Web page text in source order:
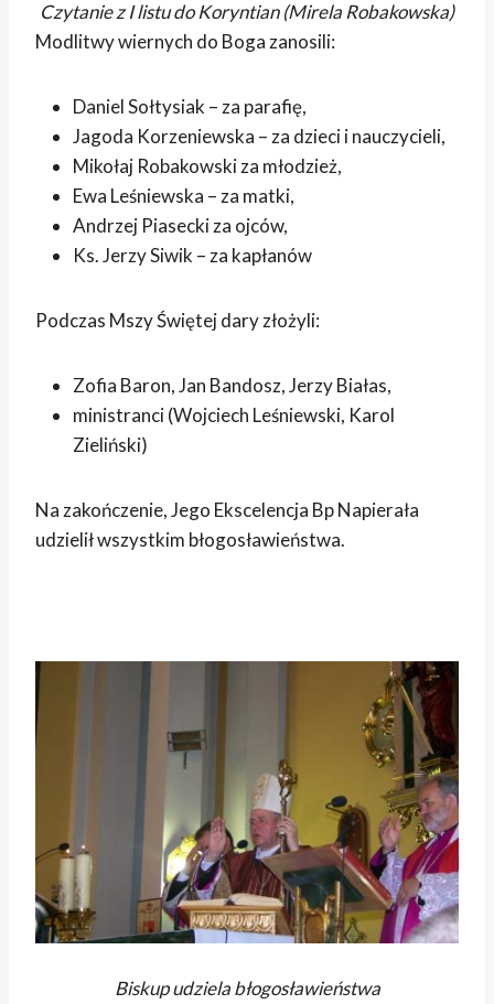
Czytanie z I listu do Koryntian (Mirela Robakowska)
Modlitwy wiernych do Boga zanosili:
Daniel Sołtysiak – za parafię,
Jagoda Korzeniewska – za dzieci i nauczycieli,
Mikołaj Robakowski za młodzież,
Ewa Leśniewska – za matki,
Andrzej Piasecki za ojców,
Ks. Jerzy Siwik – za kapłanów
Podczas Mszy Świętej dary złożyli:
Zofia Baron, Jan Bandosz, Jerzy Białas,
ministranci (Wojciech Leśniewski, Karol
Zieliński)
Na zakończenie, Jego Ekscelencja Bp Napierała
udzielił wszystkim błogosławieństwa.
Biskup udziela błogosławieństwa